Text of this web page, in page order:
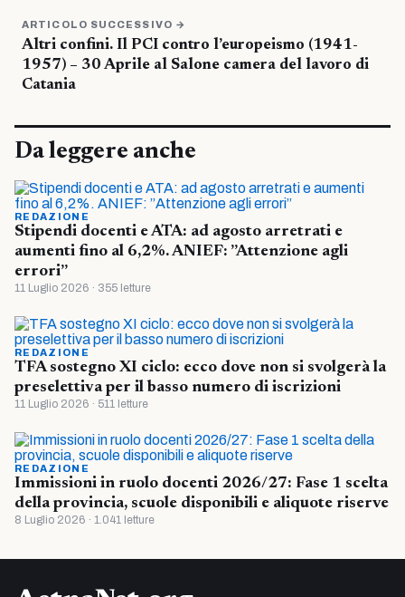
ARTICOLO SUCCESSIVO →
Altri confini. Il PCI contro l’europeismo (1941-
1957) – 30 Aprile al Salone camera del lavoro di
Catania
Da leggere anche
REDAZIONE
Stipendi docenti e ATA: ad agosto arretrati e
aumenti fino al 6,2%. ANIEF: ”Attenzione agli
errori”
11 Luglio 2026 · 355 letture
REDAZIONE
TFA sostegno XI ciclo: ecco dove non si svolgerà la
preselettiva per il basso numero di iscrizioni
11 Luglio 2026 · 511 letture
REDAZIONE
Immissioni in ruolo docenti 2026/27: Fase 1 scelta
della provincia, scuole disponibili e aliquote riserve
8 Luglio 2026 · 1.041 letture